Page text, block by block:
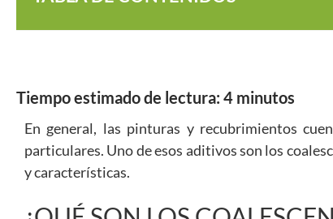
Tiempo estimado de lectura: 4 minutos
En general, las pinturas y recubrimientos
particulares. Uno de esos aditivos son los
y características.